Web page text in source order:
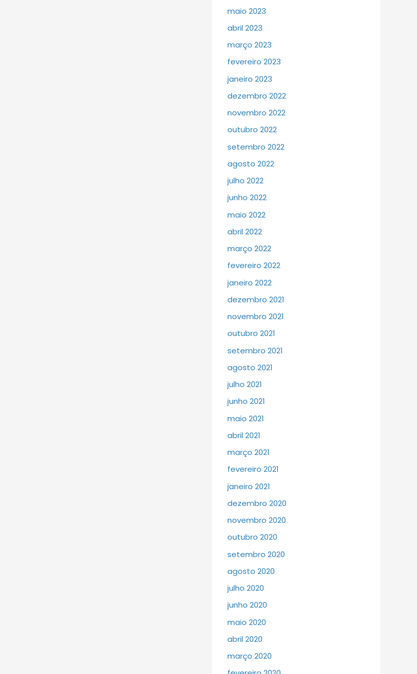
maio 2023
abril 2023
março 2023
fevereiro 2023
janeiro 2023
dezembro 2022
novembro 2022
outubro 2022
setembro 2022
agosto 2022
julho 2022
junho 2022
maio 2022
abril 2022
março 2022
fevereiro 2022
janeiro 2022
dezembro 2021
novembro 2021
outubro 2021
setembro 2021
agosto 2021
julho 2021
junho 2021
maio 2021
abril 2021
março 2021
fevereiro 2021
janeiro 2021
dezembro 2020
novembro 2020
outubro 2020
setembro 2020
agosto 2020
julho 2020
junho 2020
maio 2020
abril 2020
março 2020